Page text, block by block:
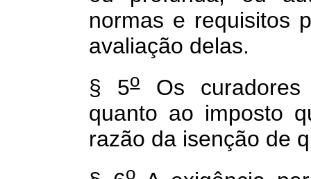
normas e requisitos
avaliação delas.
§ 5oOs curadores
quanto ao imposto
razão da isenção de
o